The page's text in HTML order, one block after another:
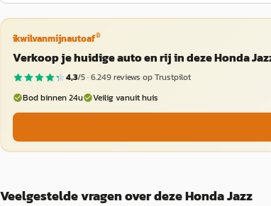
ikwilvanmijnautoaf®
Verkoop je huidige auto en rij in deze Honda
4,3/5 ·6.249reviews op Trustpilot
Bod binnen 24u
Veilig vanuit huis
Veelgestelde vragen over deze Honda Jazz